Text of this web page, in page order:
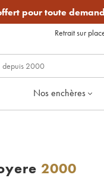
pour toute
Retrait sur
Nos enchères
2000